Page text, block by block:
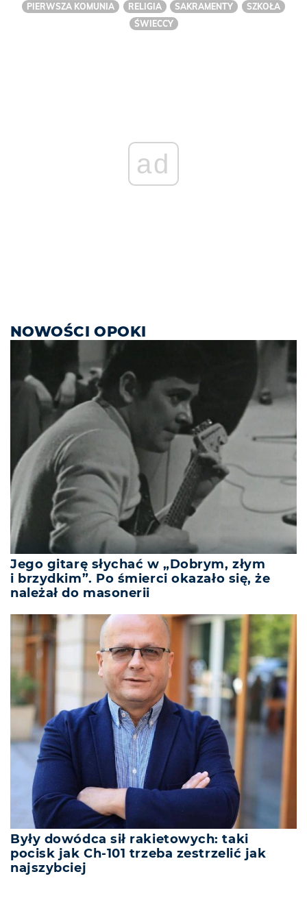
PIERWSZA KOMUNIA
RELIGIA SAKRAMENTY
SZKOŁA
ŚWIECCY
ad
NOWOŚCI OPOKI
Jego gitarę słychać w „Dobrym, złym
i brzydkim”. Po śmierci okazało się, że
należał do masonerii
Były dowódca sił rakietowych: taki
pocisk jak Ch-101 trzeba zestrzelić jak
najszybciej